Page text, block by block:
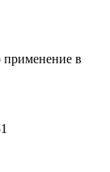
применение в